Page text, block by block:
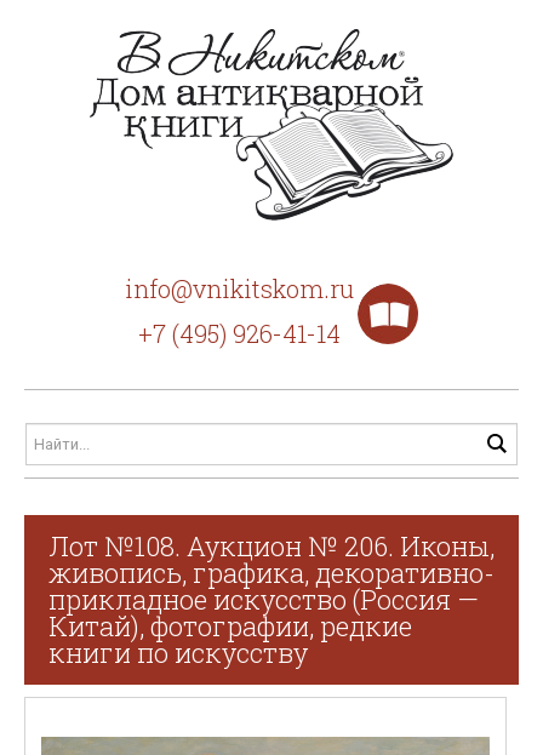
info@vnikitskom.ru
+7 (495) 926-41-14
Лот №108. Аукцион № 206. Иконы,
живопись, графика, декоративно-
прикладное искусство (Россия —
Китай), фотографии, редкие
книги по искусству